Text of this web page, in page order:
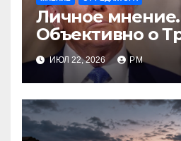
Личное мнение.
Объективно о
проблемы
ИЮЛ 22, 2026 РМ